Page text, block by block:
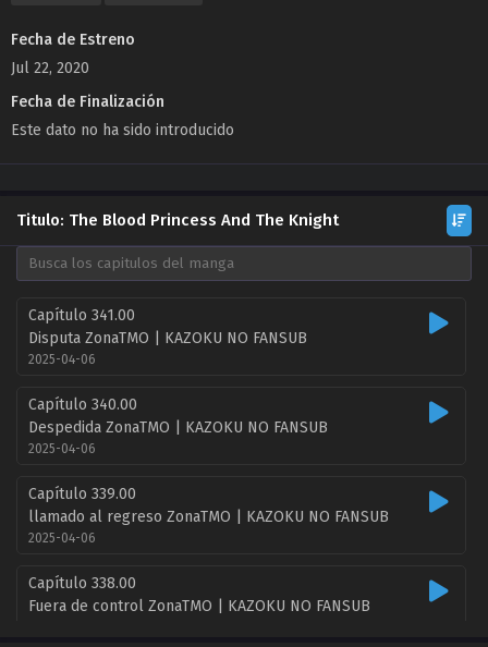
Fecha de Estreno
Jul 22, 2020
Fecha de Finalización
Este dato no ha sido introducido
Titulo: The Blood Princess And The Knight
Capítulo 341.00
Disputa ZonaTMO | KAZOKU NO FANSUB
2025-04-06
Capítulo 340.00
Despedida ZonaTMO | KAZOKU NO FANSUB
2025-04-06
Capítulo 339.00
llamado al regreso ZonaTMO | KAZOKU NO FANSUB
2025-04-06
Capítulo 338.00
Fuera de control ZonaTMO | KAZOKU NO FANSUB